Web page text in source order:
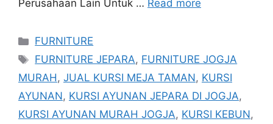
Perusahaan Lain Untuk … Read more
Categories
FURNITURE
Tags
FURNITURE JEPARA, FURNITURE JOGJA
MURAH, JUAL KURSI MEJA TAMAN, KURSI
AYUNAN, KURSI AYUNAN JEPARA DI JOGJA,
KURSI AYUNAN MURAH JOGJA, KURSI KEBUN,